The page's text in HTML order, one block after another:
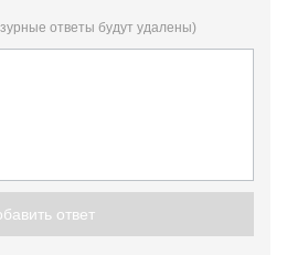
ответы будут удалены)
ответ